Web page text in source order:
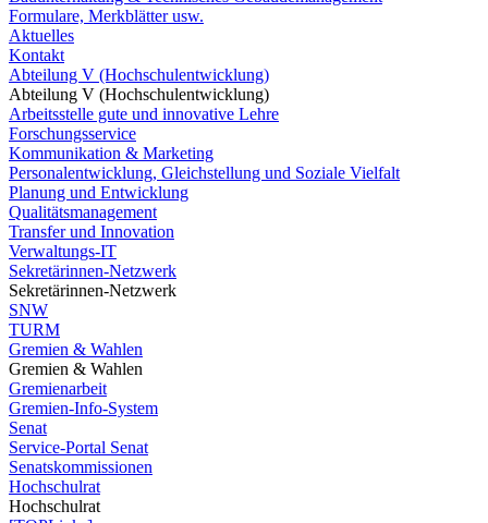
Formulare, Merkblätter usw.
Aktuelles
Kontakt
Abteilung V (Hochschulentwicklung)
Abteilung V (Hochschulentwicklung)
Arbeitsstelle gute und innovative Lehre
Forschungsservice
Kommunikation & Marketing
Personalentwicklung, Gleichstellung und Soziale Vielfalt
Planung und Entwicklung
Qualitätsmanagement
Transfer und Innovation
Verwaltungs-IT
Sekretärinnen-Netzwerk
Sekretärinnen-Netzwerk
SNW
TURM
Gremien & Wahlen
Gremien & Wahlen
Gremienarbeit
Gremien-Info-System
Senat
Service-Portal Senat
Senatskommissionen
Hochschulrat
Hochschulrat